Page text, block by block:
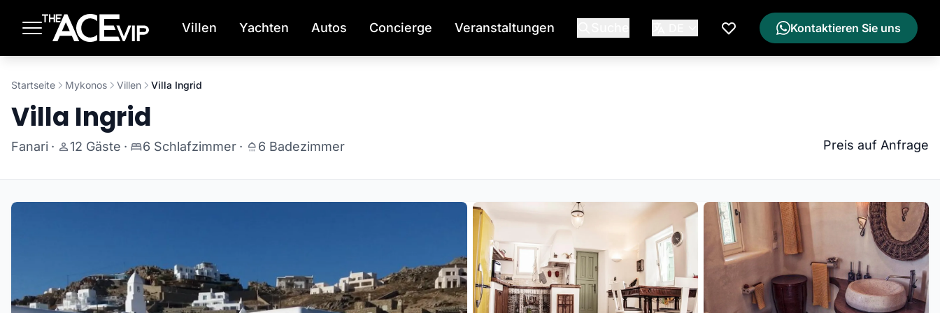
Villen Yachten Autos Concierge Veranstaltungen
Meine Wunschliste
Kontaktieren Sie uns
Startseite Mykonos Villen Villa Ingrid
Villa Ingrid
Fanari · 12 Gäste · 6 Schlafzimmer · 6 Badezimmer Preis auf Anfrage